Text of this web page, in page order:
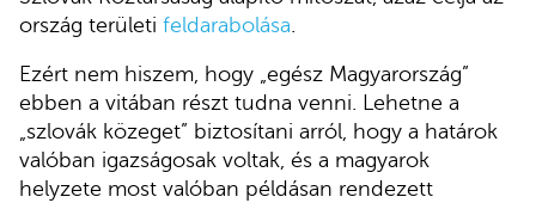
ország területi feldarabolása
Ezért nem hiszem, hogy „egész Magyarország”
ebben a vitában részt tudna venni. Lehetne a
„szlovák közeget” biztosítani arról, hogy a határok
valóban igazságosak voltak, és a magyarok
helyzete most valóban példásan rendezett